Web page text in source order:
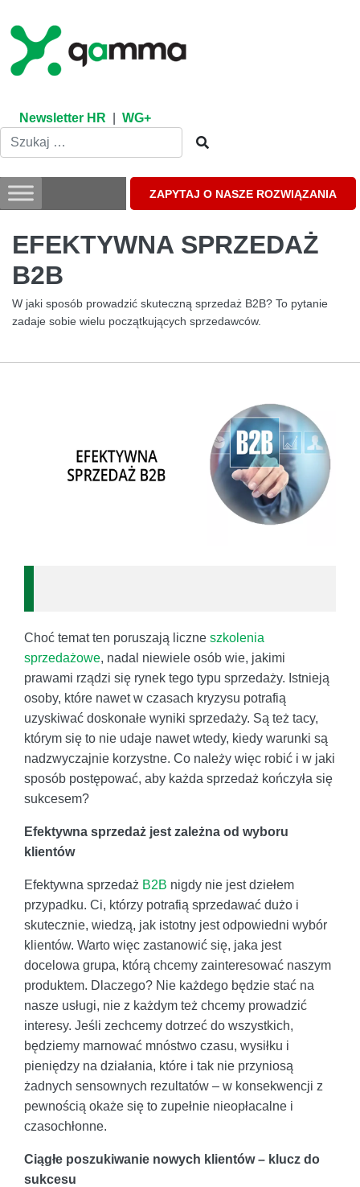
content
Newsletter HR WG+
ZAPYTAJ O NASZE ROZWIĄZANIA
EFEKTYWNA SPRZEDAŻ
B2B
W jaki sposób prowadzić skuteczną sprzedaż B2B? To pytanie
zadaje sobie wielu początkujących sprzedawców.
Choć temat ten poruszają liczne szkolenia
sprzedażowe, nadal niewiele osób wie, jakimi
prawami rządzi się rynek tego typu sprzedaży. Istnieją
osoby, które nawet w czasach kryzysu potrafią
uzyskiwać doskonałe wyniki sprzedaży. Są też tacy,
którym się to nie udaje nawet wtedy, kiedy warunki są
nadzwyczajnie korzystne. Co należy więc robić i w jaki
sposób postępować, aby każda sprzedaż kończyła się
sukcesem?
Efektywna sprzedaż jest zależna od wyboru
klientów
Efektywna sprzedaż B2B nigdy nie jest dziełem
przypadku. Ci, którzy potrafią sprzedawać dużo i
skutecznie, wiedzą, jak istotny jest odpowiedni wybór
klientów. Warto więc zastanowić się, jaka jest
docelowa grupa, którą chcemy zainteresować naszym
produktem. Dlaczego? Nie każdego będzie stać na
nasze usługi, nie z każdym też chcemy prowadzić
interesy. Jeśli zechcemy dotrzeć do wszystkich,
będziemy marnować mnóstwo czasu, wysiłku i
pieniędzy na działania, które i tak nie przyniosą
żadnych sensownych rezultatów – w konsekwencji z
pewnością okaże się to zupełnie nieopłacalne i
czasochłonne.
Ciągłe poszukiwanie nowych klientów – klucz do
sukcesu